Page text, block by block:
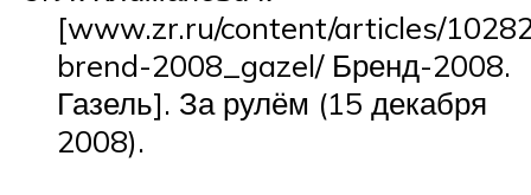
[www.zr.ru/content/articles/
brend-2008_gazel/ Бренд-2008.
Газель]. За рулём (15 декабря
2008).